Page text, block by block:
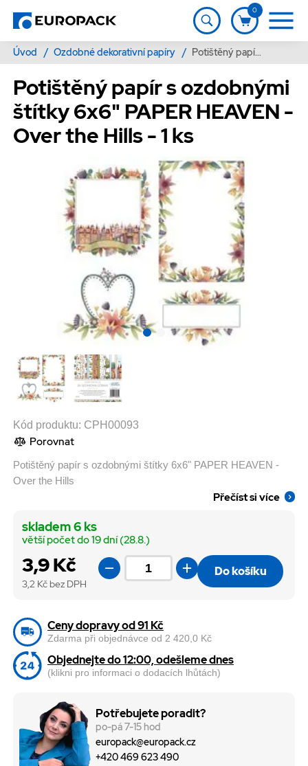
0
Úvod / Ozdobné dekorativní papíry / Potištěný papír s ozdobnými štítky 6x6" PAPER HEAVEN - Over the Hills - 1 ks
Potištěný papír s ozdobnými
štítky 6x6" PAPER HEAVEN -
Over the Hills - 1 ks
Kód produktu: CPH00093
Porovnat
Potištěný papír s ozdobnými štítky 6x6" PAPER HEAVEN -
Over the Hills
Přečíst si více
3,9 Kč
3,2 Kč bez DPH
skladem 6 ks
větší počet do 19 dní (28.8.)
Do košíku
Ceny dopravy od 91 Kč
Zdarma při objednávce od 2 420,0 Kč
Objednejte do 12:00, odešleme dnes
(klikni pro informaci o dodacích lhůtách)
Potřebujete poradit?
po-pá 7-15 hod
europack@europack.cz
+420 469 623 490